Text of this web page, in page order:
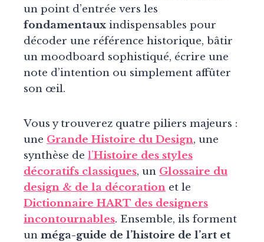
un point d’entrée vers les
fondamentaux indispensables pour
décoder une référence historique, bâtir
un moodboard sophistiqué, écrire une
note d’intention ou simplement affûter
son œil.
Vous y trouverez quatre piliers majeurs :
une Grande Histoire du Design, une
synthèse de l’Histoire des styles
décoratifs classiques, un Glossaire du
design & de la décoration et le
Dictionnaire HART des designers
incontournables. Ensemble, ils forment
un méga-guide de l’histoire de l’art et